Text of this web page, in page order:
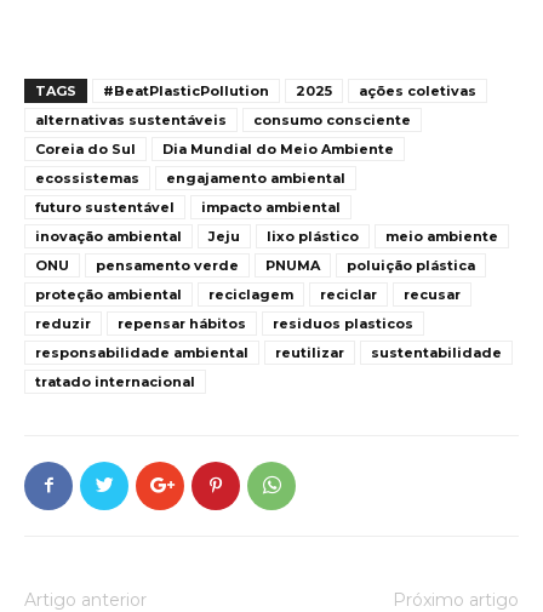
TAGS #BeatPlasticPollution 2025
ações coletivas
alternativas sustentáveis
consumo consciente
Coreia do Sul
Dia Mundial do Meio Ambiente
ecossistemas
engajamento ambiental
futuro sustentável
impacto ambiental
inovação ambiental
Jeju lixo plástico
meio ambiente
ONU
pensamento verde PNUMA
poluição plástica
proteção ambiental
reciclagem reciclar
recusar
reduzir
repensar hábitos
residuos plasticos
responsabilidade ambiental
reutilizar
sustentabilidade
tratado internacional
Artigo anterior Próximo artigo